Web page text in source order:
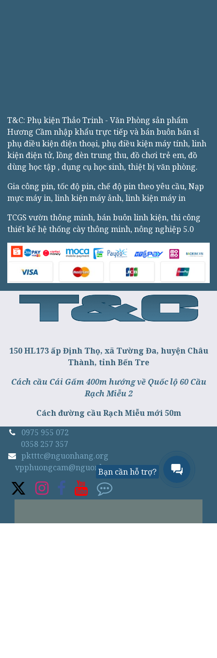
T&C: Phụ kiện Thảo Trinh - Văn Phòng sản phẩm
Hương Cầm nhập khẩu trực tiếp và bán buôn bán sỉ
phụ điều kiện điện thoại, phụ điều kiện máy tính, linh
kiện điện tử, lồng đèn trung thu, đồ chơi trẻ em, đồ
dùng học tập , dụng cụ học sinh, thiệt bị văn phòng.
Gia công pin, tốc độ pin, chế độ pin theo yêu cầu, Nạp
mực máy in, linh kiện máy ảnh, linh kiện máy in
TCGS vườn thông minh, bán buôn linh kiện, thi công
thiết kế hệ thống cày thông minh, nông nghiệp 5.0
150 HL173 ấp Định Thọ, xã Tường Đa, huyện Châu
Thành, tỉnh Bến Tre
Cách cầu Cái Gấm 400m hướng về Quốc lộ 60 Cầu
Rạch Miễu 2
Cách đường cầu Rạch Miễu mới 50m
0975 955 072
0358 257 357
pktttc@nguonhang.org
vpphuongcam@nguonhang.org
Bạn cần hỗ trợ?